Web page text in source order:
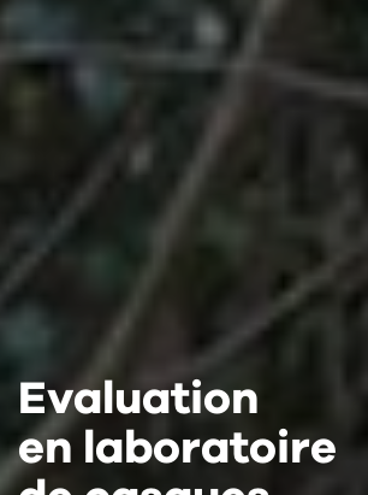
Evaluation
en laboratoire
Evaluation
en laboratoire
Evaluation
en laboratoire